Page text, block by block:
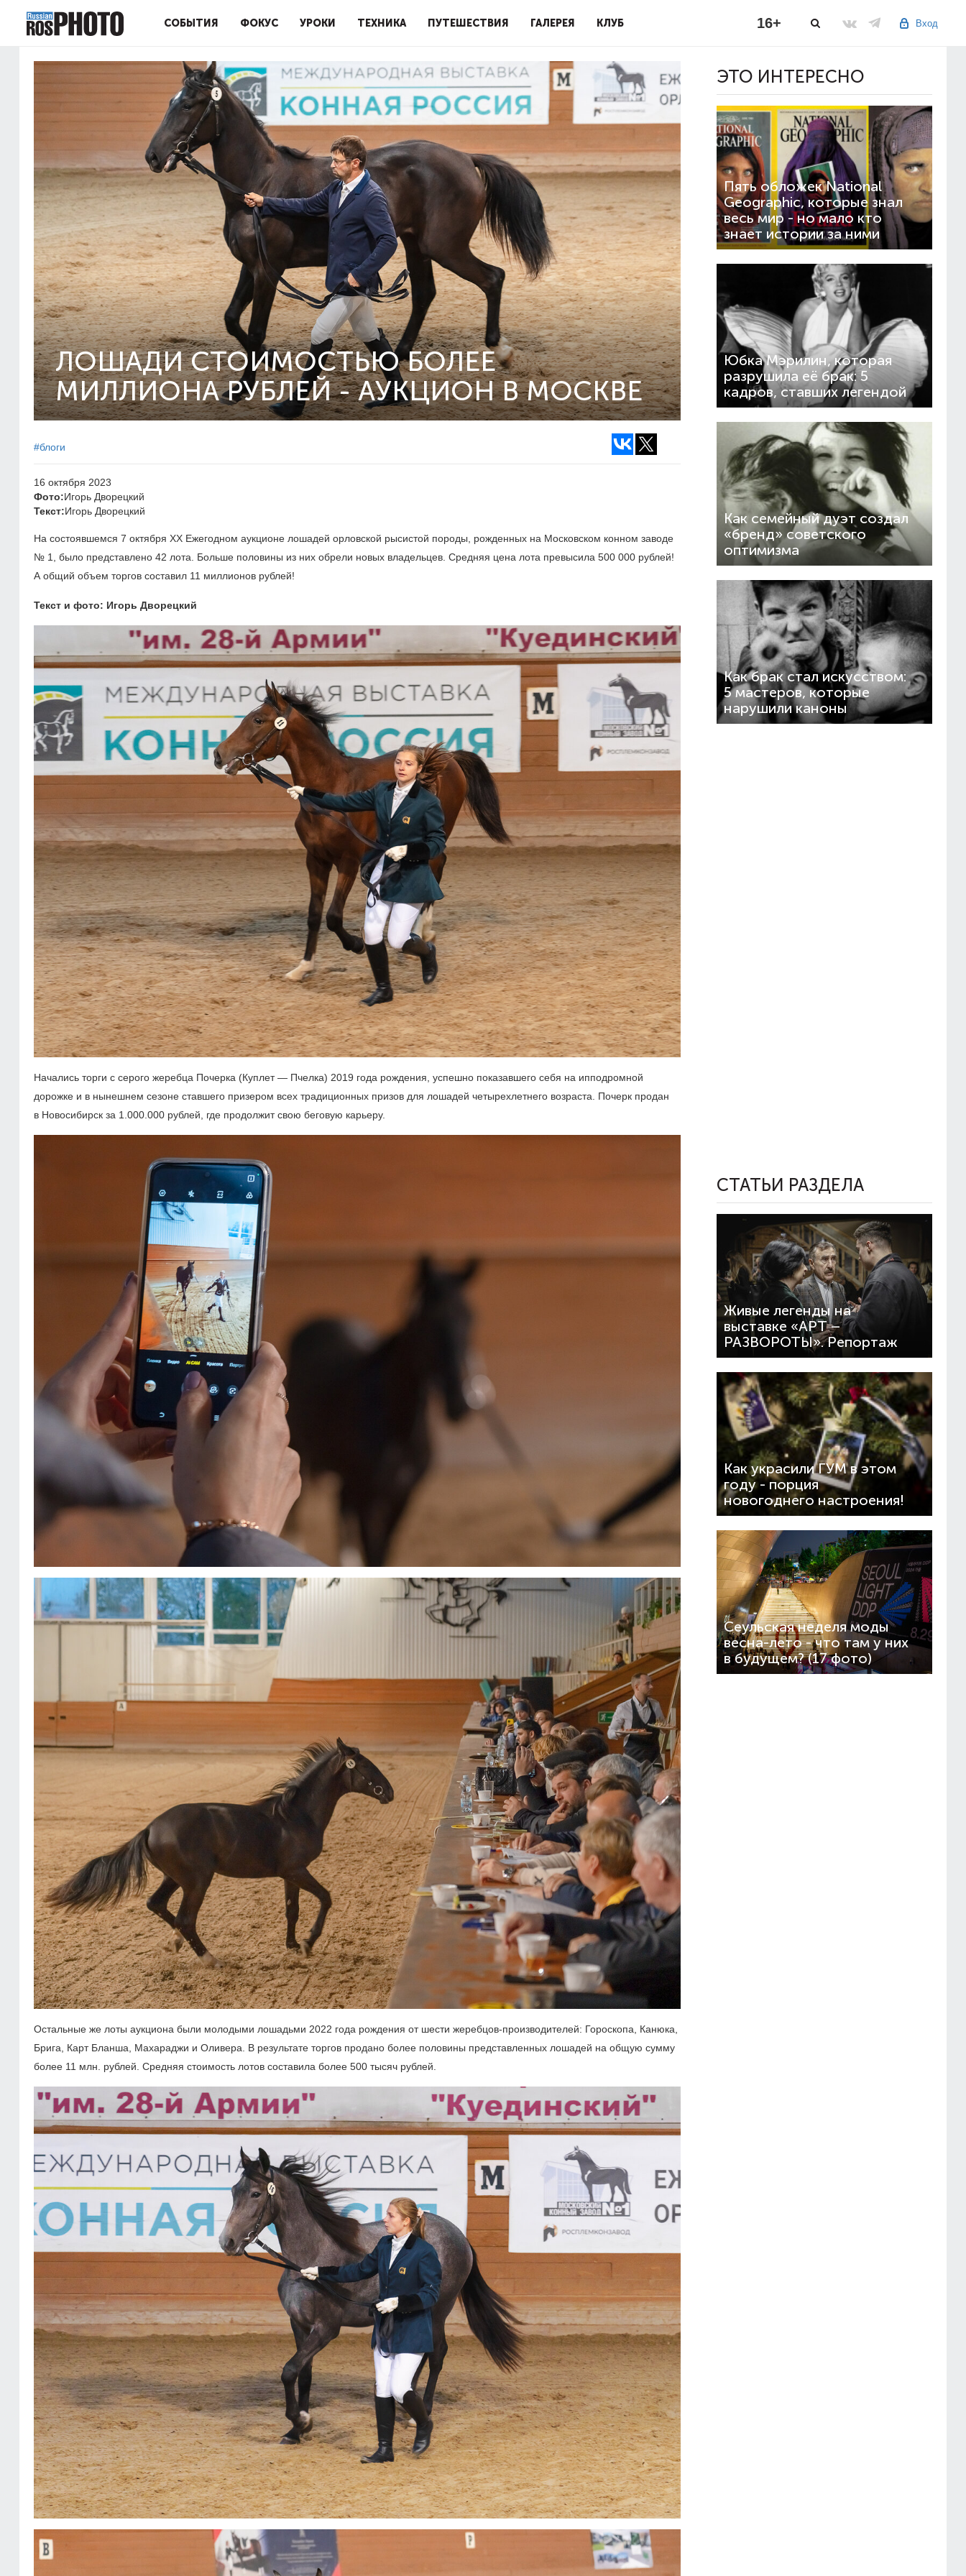
СОБЫТИЯ ФОКУС УРОКИ ТЕХНИКА ПУТЕШЕСТВИЯ ГАЛЕРЕЯ КЛУБ Вход
16+
ЛОШАДИ СТОИМОСТЬЮ БОЛЕЕ
МИЛЛИОНА РУБЛЕЙ - АУКЦИОН В МОСКВЕ
#блоги
16 октября 2023
Фото:Игорь Дворецкий
Текст:Игорь Дворецкий
На состоявшемся 7 октября ХХ Ежегодном аукционе лошадей орловской рысистой породы, рожденных на Московском конном заводе
№ 1, было представлено 42 лота. Больше половины из них обрели новых владельцев. Средняя цена лота превысила 500 000 рублей!
А общий объем торгов составил 11 миллионов рублей!
Текст и фото: Игорь Дворецкий
Начались торги с серого жеребца Почерка (Куплет — Пчелка) 2019 года рождения, успешно показавшего себя на ипподромной
дорожке и в нынешнем сезоне ставшего призером всех традиционных призов для лошадей четырехлетнего возраста. Почерк продан
в Новосибирск за 1.000.000 рублей, где продолжит свою беговую карьеру.
Остальные же лоты аукциона были молодыми лошадьми 2022 года рождения от шести жеребцов-производителей: Гороскопа, Канюка,
Брига, Карт Бланша, Махараджи и Оливера. В результате торгов продано более половины представленных лошадей на общую сумму
более 11 млн. рублей. Средняя стоимость лотов составила более 500 тысяч рублей.
ЭТО ИНТЕРЕСНО
Пять обложек National
Geographic, которые знал
весь мир - но мало кто
знает истории за ними
Юбка Мэрилин, которая
разрушила её брак: 5
кадров, ставших легендой
Как семейный дуэт создал
«бренд» советского
оптимизма
Как брак стал искусством:
5 мастеров, которые
нарушили каноны
СТАТЬИ РАЗДЕЛА
Живые легенды на
выставке «АРТ –
РАЗВОРОТЫ». Репортаж
Как украсили ГУМ в этом
году - порция
новогоднего настроения!
Сеульская неделя моды
весна-лето - что там у них
в будущем? (17 фото)